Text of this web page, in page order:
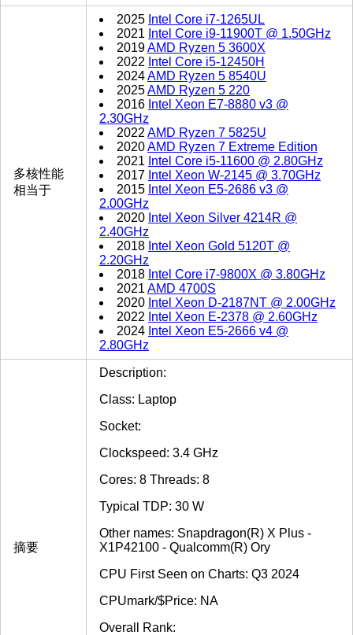
多核性能
相当于
2025 Intel Core i7-1265UL
2021 Intel Core i9-11900T @ 1.50GHz
2019AMD Ryzen 5 3600X
2022 Intel Core i5-12450H
2024AMD Ryzen 5 8540U
2025AMD Ryzen 5 220
2016 Intel Xeon E7-8880 v3 @
2.30GHz
2022AMD Ryzen 7 5825U
2020AMD Ryzen 7 Extreme Edition
2021 Intel Core i5-11600 @ 2.80GHz
2017 Intel Xeon W-2145 @ 3.70GHz
2015 Intel Xeon E5-2686 v3 @
2.00GHz
2020 Intel Xeon Silver 4214R @
2.40GHz
2018 Intel Xeon Gold 5120T @
2.20GHz
2018 Intel Core i7-9800X @ 3.80GHz
2021AMD 4700S
2020 Intel Xeon D-2187NT @ 2.00GHz
2022 Intel Xeon E-2378 @ 2.60GHz
2024 Intel Xeon E5-2666 v4 @
2.80GHz
摘要
Description:
Class: Laptop
Socket:
Clockspeed: 3.4 GHz
Cores: 8 Threads: 8
Typical TDP: 30 W
Other names: Snapdragon(R) X Plus -
X1P42100 - Qualcomm(R) Ory
CPU First Seen on Charts: Q3 2024
CPUmark/$Price: NA
Overall Rank: